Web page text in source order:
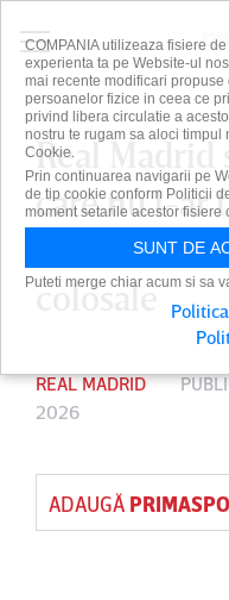
Real Madrid
care nu l-ar
colosale
REAL MADRID
2026
ADAUGĂ
COMPANIA utilizeaza fisiere
experienta ta pe Website-ul
mai recente modificari
persoanelor fizice in ceea ce
privind libera circulatie a
nostru te rugam sa aloci
Cookie.
Prin continuarea navigarii pe
de tip cookie conform Politicii
moment setarile acestor
SUNT DE
Puteti merge chiar acum si sa